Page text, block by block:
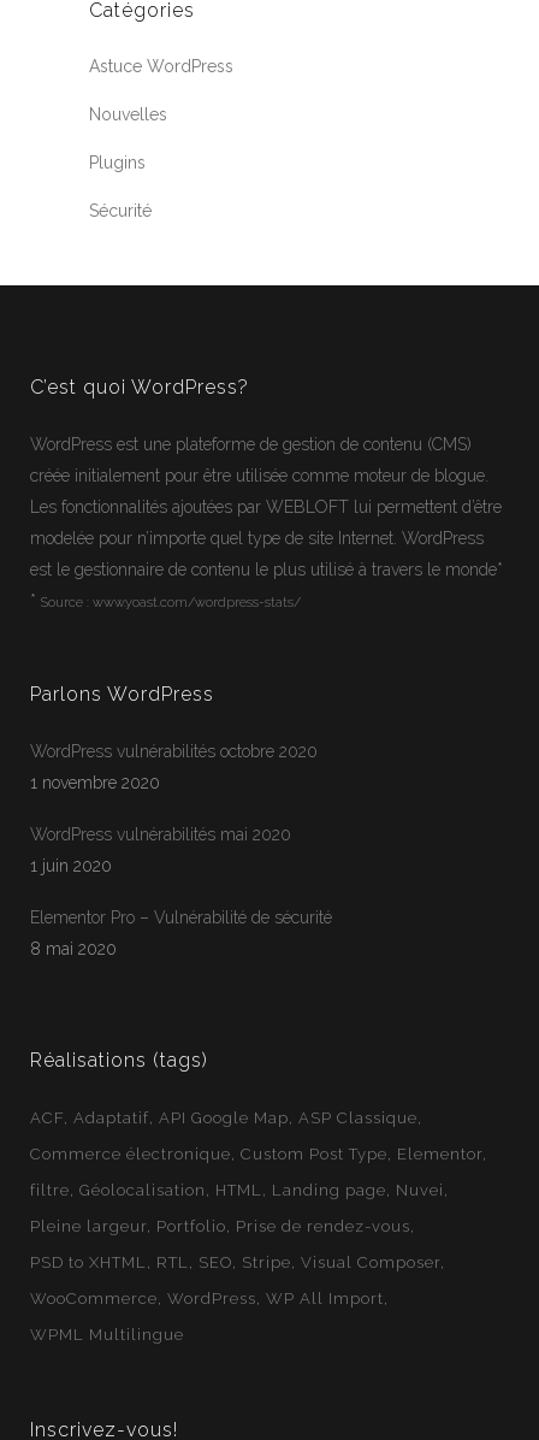
Catégories
Astuce WordPress
Nouvelles
Plugins
Sécurité
C’est quoi WordPress?
WordPress est une plateforme de gestion de contenu (CMS)
créée initialement pour être utilisée comme moteur de blogue.
Les fonctionnalités ajoutées par WEBLOFT lui permettent d’être
modelée pour n’importe quel type de site Internet. WordPress
est le gestionnaire de contenu le plus utilisé à travers le monde*
* Source : www.yoast.com/wordpress-stats/
Parlons WordPress
WordPress vulnérabilités octobre 2020
1 novembre 2020
WordPress vulnérabilités mai 2020
1 juin 2020
Elementor Pro – Vulnérabilité de sécurité
8 mai 2020
Réalisations (tags)
ACF Adaptatif API Google Map ASP Classique
Commerce électronique Custom Post Type
Elementor
filtre Géolocalisation HTML Landing page
Nuvei
Pleine largeur Portfolio
Prise de rendez-vous
PSD to XHTML
RTL SEO Stripe Visual Composer
WooCommerce WordPress WP All Import
WPML Multilingue
Inscrivez-vous!
Jean-Francois En ligne
Webloft